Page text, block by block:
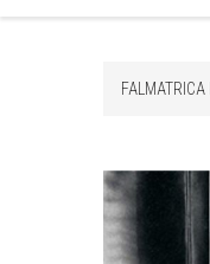
FALMATRICA